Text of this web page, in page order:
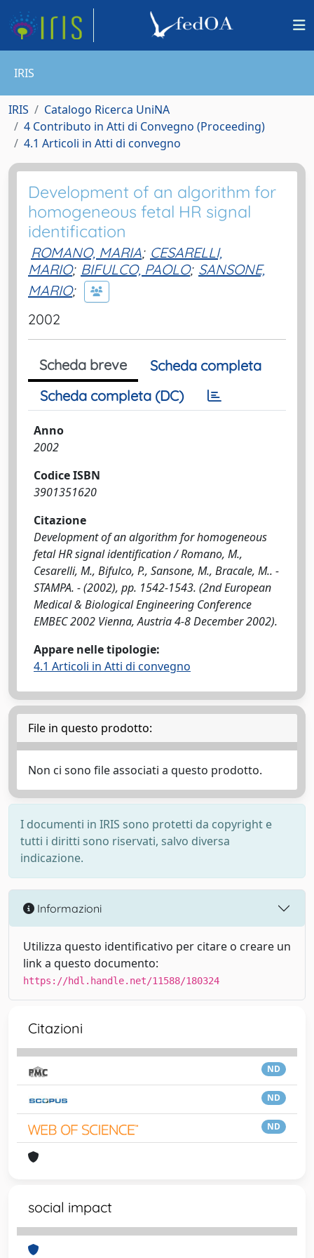
IRIS
IRIS
Catalogo Ricerca UniNA
4 Contributo in Atti di Convegno (Proceeding)
4.1 Articoli in Atti di convegno
Development of an algorithm for
homogeneous fetal HR signal
identification
ROMANO, MARIA; CESARELLI,
MARIO; BIFULCO, PAOLO; SANSONE,
MARIO;
2002
Scheda breve
Scheda completa
Scheda completa (DC)
Anno
2002
Codice ISBN
3901351620
Citazione
Development of an algorithm for homogeneous
fetal HR signal identification / Romano, M.,
Cesarelli, M., Bifulco, P., Sansone, M., Bracale, M.. -
STAMPA. - (2002), pp. 1542-1543. (2nd European
Medical & Biological Engineering Conference
EMBEC 2002 Vienna, Austria 4-8 December 2002).
Appare nelle tipologie:
4.1 Articoli in Atti di convegno
File in questo prodotto:
Non ci sono file associati a questo prodotto.
I documenti in IRIS sono protetti da copyright e
tutti i diritti sono riservati, salvo diversa
indicazione.
Informazioni
Utilizza questo identificativo per citare o creare un
link a questo documento:
https://hdl.handle.net/11588/180324
Citazioni
ND
ND
ND
social impact